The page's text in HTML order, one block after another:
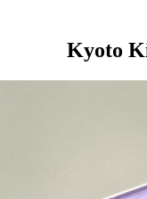
Kyoto